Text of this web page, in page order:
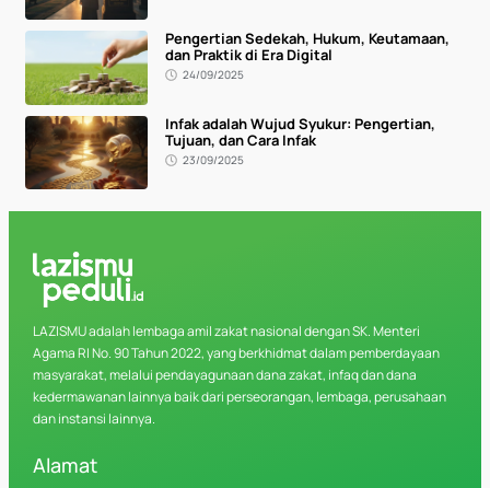
Pengertian Sedekah, Hukum, Keutamaan,
dan Praktik di Era Digital
24/09/2025
Infak adalah Wujud Syukur: Pengertian,
Tujuan, dan Cara Infak
23/09/2025
LAZISMU adalah lembaga amil zakat nasional dengan SK. Menteri
Agama RI No. 90 Tahun 2022, yang berkhidmat dalam pemberdayaan
masyarakat, melalui pendayagunaan dana zakat, infaq dan dana
kedermawanan lainnya baik dari perseorangan, lembaga, perusahaan
dan instansi lainnya.
Alamat